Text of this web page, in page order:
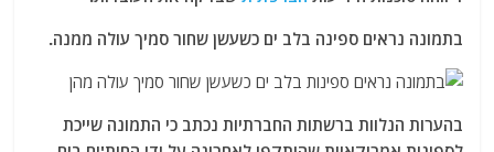
בתמונה נראים ספינה בלב ים כשעשן שחור סמיך עולה ממנה.
בהערות הנלוות ברשתות החברתיות נכתב כי התמונה שייכת